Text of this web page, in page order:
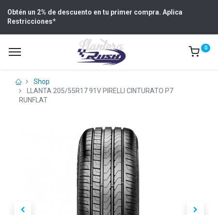
Obtén un 2% de descuento en tu primer compra. Aplica
Restricciones*
0
Shop
LLANTA 205/55R17 91V PIRELLI CINTURATO P7
RUNFLAT